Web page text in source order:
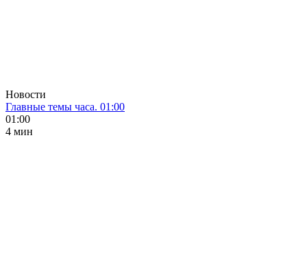
Новости
Главные темы часа. 01:00
01:00
4 мин